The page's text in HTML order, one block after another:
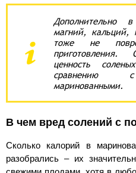
Дополнительно
магний, кальций,
тоже не
приготовления.
ценность
сравнению с
маринованными.
В чем вред солений с
Сколько калорий в
разобрались – их